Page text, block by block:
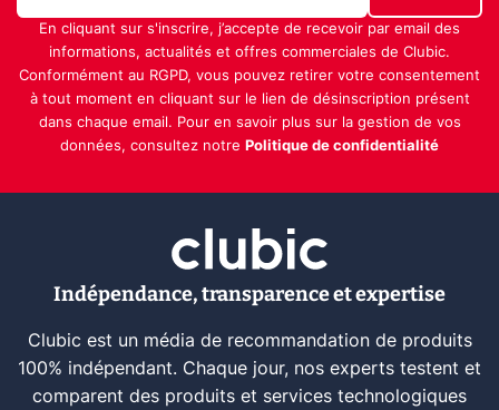
En cliquant sur s'inscrire, j’accepte de recevoir par email des
informations, actualités et offres commerciales de Clubic.
Conformément au RGPD, vous pouvez retirer votre consentement
à tout moment en cliquant sur le lien de désinscription présent
dans chaque email. Pour en savoir plus sur la gestion de vos
données, consultez notre Politique de confidentialité
Indépendance, transparence et expertise
Clubic est un média de recommandation de produits
100% indépendant. Chaque jour, nos experts testent et
comparent des produits et services technologiques